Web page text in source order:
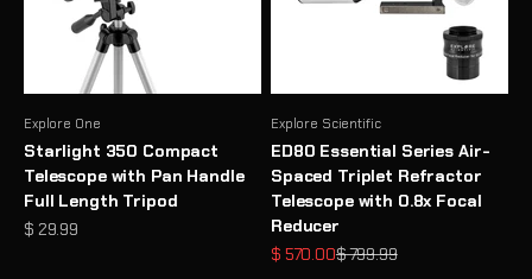
Explore One
Starlight 350 Compact
Telescope with Pan Handle
Full Length Tripod
Prix de vente
$ 29.99
Explore Scientific
ED80 Essential Series Air-
Spaced Triplet Refractor
Telescope with 0.8x Focal
Reducer
Prix de vente
$ 570.00Prix normal
$ 799.99